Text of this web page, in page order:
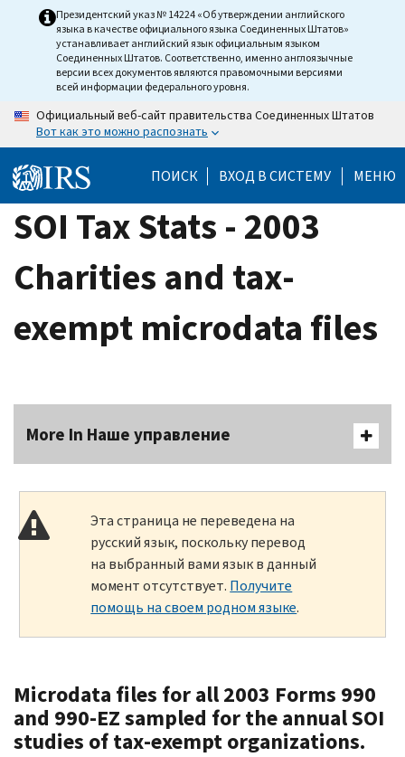
Президентский указ № 14224 «Об утверждении английского
языка в качестве официального языка Соединенных Штатов»
устанавливает английский язык официальным языком
Соединенных Штатов. Соответственно, именно англоязычные
версии всех документов являются правомочными версиями
всей информации федерального уровня.
Официальный веб-сайт правительства Соединенных Штатов
Вот как это можно распознать
ПОИСК ВХОД В СИСТЕМУ МЕНЮ
SOI Tax Stats - 2003
Charities and tax-
exempt microdata files
More In Наше управление
Эта страница не переведена на
русский язык, поскольку перевод
на выбранный вами язык в данный
момент отсутствует. Получите
помощь на своем родном языке.
Microdata files for all 2003 Forms 990
and 990-EZ sampled for the annual SOI
studies of tax-exempt organizations.